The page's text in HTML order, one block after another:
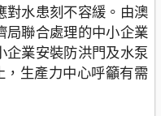
對水患刻不容緩。由澳
局聯合處理的中小企業
企業安裝防洪門及水泵
生產力中心呼籲有需